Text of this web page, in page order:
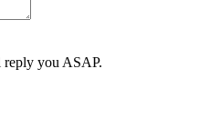
you ASAP.